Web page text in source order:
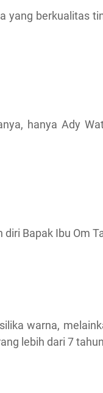
yang berkualitas
hanya Ady
Bapak Ibu Om
warna,
lebih dari 7